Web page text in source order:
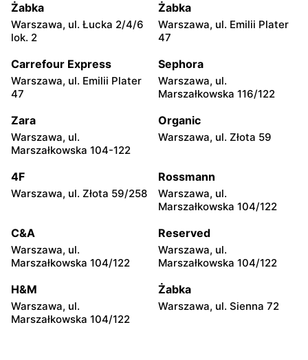
Żabka
Warszawa, ul. Łucka 2/4/6
lok. 2
Żabka
Warszawa, ul. Emilii Plater
47
Carrefour Express
Warszawa, ul. Emilii Plater
47
Sephora
Warszawa, ul.
Marszałkowska 116/122
Zara
Warszawa, ul.
Marszałkowska 104-122
Organic
Warszawa, ul. Złota 59
4F
Warszawa, ul. Złota 59/258
Rossmann
Warszawa, ul.
Marszałkowska 104/122
C&A
Warszawa, ul.
Marszałkowska 104/122
Reserved
Warszawa, ul.
Marszałkowska 104/122
H&M
Warszawa, ul.
Marszałkowska 104/122
Żabka
Warszawa, ul. Sienna 72